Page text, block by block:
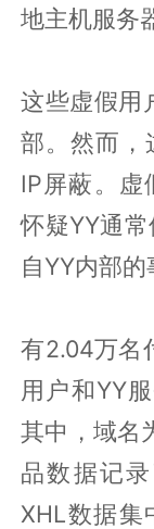
地主机服务
这些虚假用
部。然而，
IP屏蔽。虚
怀疑YY通
自YY内部的
有2.04万名
用户和YY
其中，域名
品数据记
XHL数据集